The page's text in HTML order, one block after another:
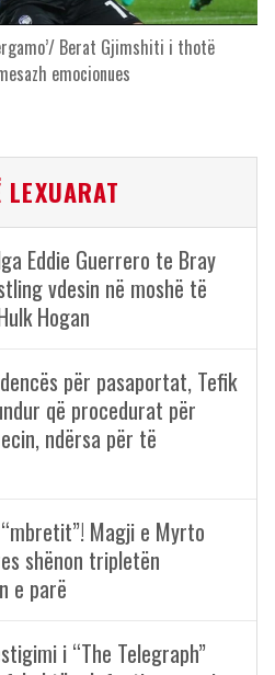
Berat Gjimshiti i thotë
emocionues
LEXUARAT
Eddie Guerrero te Bray
vdesin në moshë të
Hogan
për pasaportat, Tefik
që procedurat për
ndërsa për të
Magji e Myrto
shënon tripletën
e parë
i “The Telegraph”